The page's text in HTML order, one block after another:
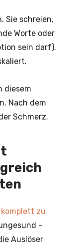
Sie schreien,
Worte oder
sein darf).
diesem
Nach dem
Schmerz.
zu
–
Auslöser